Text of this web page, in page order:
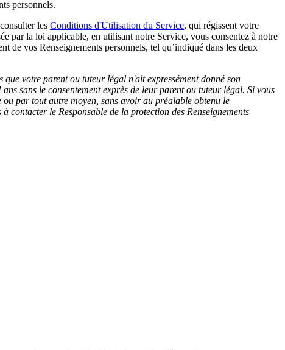
personnels.
les Conditions d'Utilisation du Service, qui régissent votre
par la loi applicable, en utilisant notre Service, vous consentez à notre
vos Renseignements personnels, tel qu’indiqué dans les deux
votre parent ou tuteur légal n'ait expressément donné son
sans le consentement exprès de leur parent ou tuteur légal. Si vous
par tout autre moyen, sans avoir au préalable obtenu le
contacter le Responsable de la protection des Renseignements